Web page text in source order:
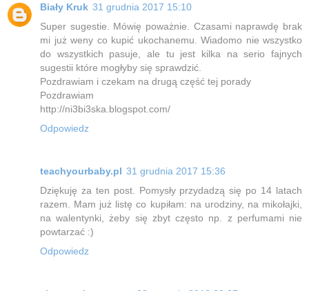
Biały Kruk 31 grudnia 2017 15:10
Super sugestie. Mówię poważnie. Czasami naprawdę brak
mi już weny co kupić ukochanemu. Wiadomo nie wszystko
do wszystkich pasuje, ale tu jest kilka na serio fajnych
sugestii które mogłyby się sprawdzić.
Pozdrawiam i czekam na drugą część tej porady
Pozdrawiam
http://ni3bi3ska.blogspot.com/
Odpowiedz
teachyourbaby.pl 31 grudnia 2017 15:36
Dziękuję za ten post. Pomysły przydadzą się po 14 latach
razem. Mam już listę co kupiłam: na urodziny, na mikołajki,
na walentynki, żeby się zbyt często np. z perfumami nie
powtarzać :)
Odpowiedz